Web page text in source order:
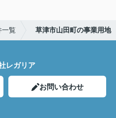
一覧 草津市山田町の事業用地
レガリア
お問い合わせ